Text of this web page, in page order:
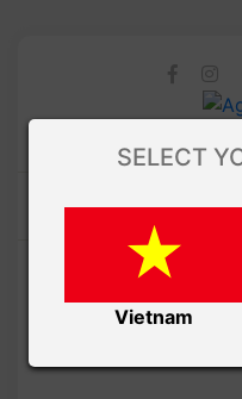
SELECT
Vietnam